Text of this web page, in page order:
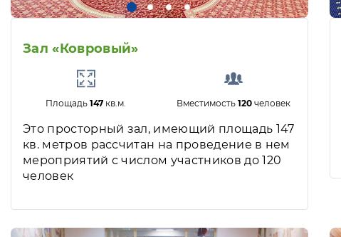
Зал «Ковровый»
Площадь147 кв.м. Вместимость120 человек
Это просторный зал, имеющий площадь 147
кв. метров рассчитан на проведение в нем
мероприятий с числом участников до 120
человек